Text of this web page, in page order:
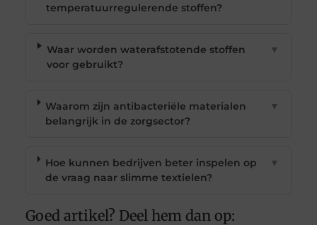
temperatuurregulerende stoffen?
Waar worden waterafstotende stoffen
voor gebruikt?
▼
Waarom zijn antibacteriële materialen
belangrijk in de zorgsector?
▼
Hoe kunnen bedrijven beter inspelen op
de vraag naar slimme textielen?
▼
Goed artikel? Deel hem dan op: